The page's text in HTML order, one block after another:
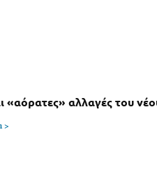
«αόρατες» αλλαγές του
>